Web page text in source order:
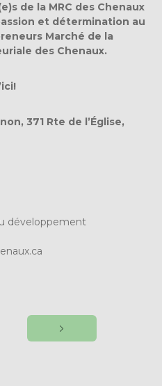
de la MRC des Chenaux
et détermination au
Marché de la
des Chenaux.
371 Rte de l’Église,
développement